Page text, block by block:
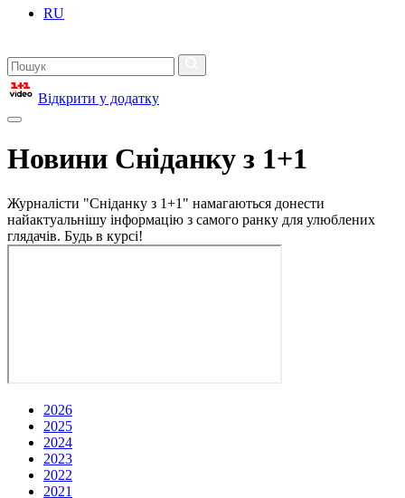
RU
Відкрити у додатку
Новини Сніданку з 1+1
Журналісти "Сніданку з 1+1" намагаються донести
найактуальнішу інформацію з самого ранку для улюблених
глядачів. Будь в курсі!
2026
2025
2024
2023
2022
2021